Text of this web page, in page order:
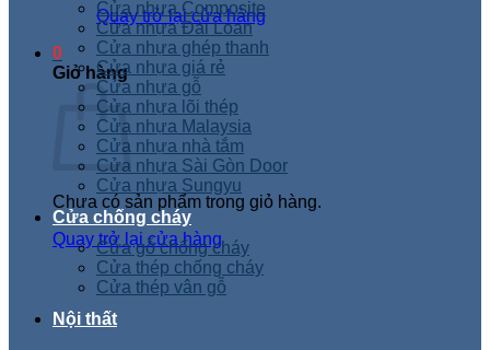
Quay trở lại cửa hàng
0
Giỏ hàng
Chưa có sản phẩm trong giỏ hàng.
Quay trở lại cửa hàng
Cửa nhựa Composite
Cửa nhựa Đài Loan
Cửa nhựa ghép thanh
Cửa nhựa giá rẻ
Cửa nhựa gỗ
Cửa nhựa lõi thép
Cửa nhựa Malaysia
Cửa nhựa nhà tắm
Cửa nhựa Sài Gòn Door
Cửa nhựa Sungyu
Cửa chống cháy
Cửa gỗ chống cháy
Cửa thép chống cháy
Cửa thép vân gỗ
Nội thất